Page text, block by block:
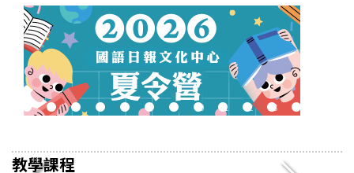
4 5 6 7 8 9 10 11 12 13 14
教學課程